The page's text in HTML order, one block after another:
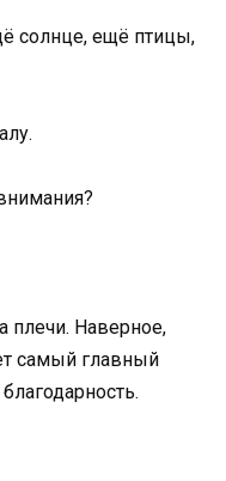
солнце, ещё птицы,
плечи. Наверное,
самый главный